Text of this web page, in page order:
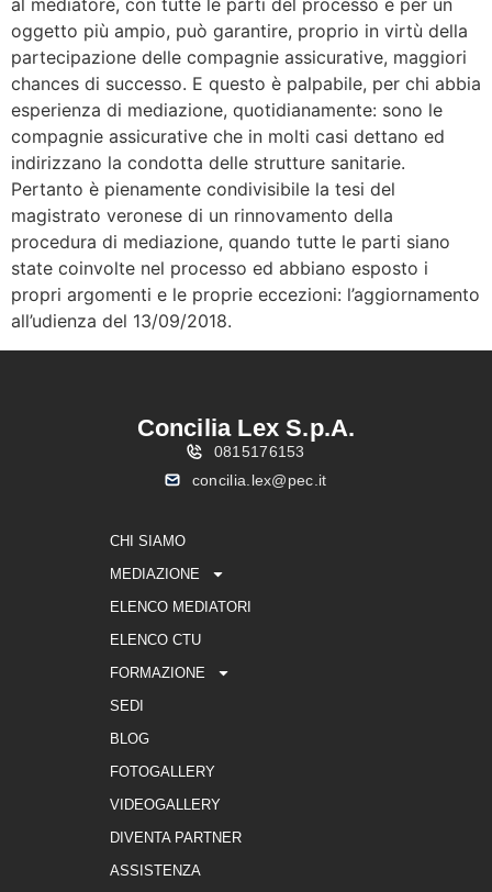
al mediatore, con tutte le parti del processo e per un
oggetto più ampio, può garantire, proprio in virtù della
partecipazione delle compagnie assicurative, maggiori
chances di successo. E questo è palpabile, per chi abbia
esperienza di mediazione, quotidianamente: sono le
compagnie assicurative che in molti casi dettano ed
indirizzano la condotta delle strutture sanitarie.
Pertanto è pienamente condivisibile la tesi del
magistrato veronese di un rinnovamento della
procedura di mediazione, quando tutte le parti siano
state coinvolte nel processo ed abbiano esposto i
propri argomenti e le proprie eccezioni: l’aggiornamento
all’udienza del 13/09/2018.
Concilia Lex S.p.A.
0815176153
concilia.lex@pec.it
CHI SIAMO
MEDIAZIONE
ELENCO MEDIATORI
ELENCO CTU
FORMAZIONE
SEDI
BLOG
FOTOGALLERY
VIDEOGALLERY
DIVENTA PARTNER
ASSISTENZA